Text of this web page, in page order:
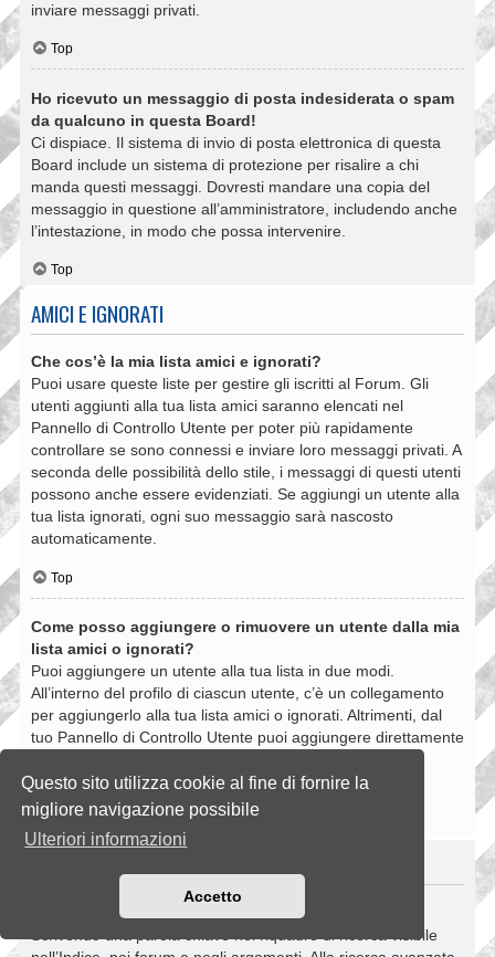
Questo sito utilizza cookie al fine di fornire la
migliore navigazione possibile
Ulteriori informazioni
Accetto
inviare messaggi privati​​.
Top
Ho ricevuto un messaggio di posta indesiderata o spam
da qualcuno in questa Board!
Ci dispiace. Il sistema di invio di posta elettronica di questa
Board include un sistema di protezione per risalire a chi
manda questi messaggi. Dovresti mandare una copia del
messaggio in questione all’amministratore, includendo anche
l’intestazione, in modo che possa intervenire.
Top
AMICI E IGNORATI
Che cos’è la mia lista amici e ignorati?
Puoi usare queste liste per gestire gli iscritti al Forum. Gli
utenti aggiunti alla tua lista amici saranno elencati nel
Pannello di Controllo Utente per poter più rapidamente
controllare se sono connessi e inviare loro messaggi privati. A
seconda delle possibilità dello stile, i messaggi di questi utenti
possono anche essere evidenziati. Se aggiungi un utente alla
tua lista ignorati, ogni suo messaggio sarà nascosto
automaticamente.
Top
Come posso aggiungere o rimuovere un utente dalla mia
lista amici o ignorati?
Puoi aggiungere un utente alla tua lista in due modi.
All’interno del profilo di ciascun utente, c’è un collegamento
per aggiungerlo alla tua lista amici o ignorati. Altrimenti, dal
tuo Pannello di Controllo Utente puoi aggiungere direttamente
rimuovere un utente dalla lista dalla stessa pagina.
Top
Come si fanno le ricerche nella Board?
Scrivendo una parola chiave nel riquadro di ricerca visibile